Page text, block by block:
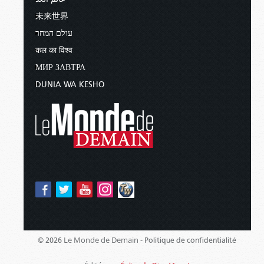
on peut lire ce qui suit :
transgenres affirment que les
femmes transgenres sont de vraies
femmes et qu’elles doivent être
Mme Gaines, qui est originaire du
Tennessee et qui nageait pour
l’équipe de l’université du Kentucky,
l’éloge des vétérans de la Seconde
Guerre mondiale.
eu des hommes forts”, a-t-elle
déclaré.
Ce dernier arbre interdit symbolisait l’homme
lui-même choisissant de déterminer le bien et le
mal, le bon et le mauvais. D’ailleurs, Dieu ne l’a
pas empêché de prendre cette décision
désastreuse. Comme vous le savez sans doute,
paradisiaque où la nourriture était abondante et
la vie agréable. Après cela, ils furent condamnés
aux difficultés, à la souffrance et à la mort.
Malheureusement, leurs enfants, y compris vous
mêmes le bien et le mal – ils ont connu les
« Vois, je mets aujourd’hui devant toi
la vie et le bien, la mort et le mal. Car
未来世界
עולם המחר
कल का विश्व
МИР ЗАВТРА
DUNIA WA KESHO
© 2026 Le Monde de Demain - Politique de confidentialité